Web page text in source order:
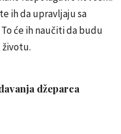
ih da upravljaju sa
će ih naučiti da budu
životu.
džeparca